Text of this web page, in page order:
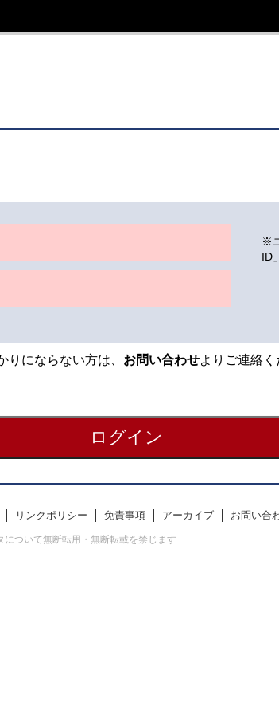
※
ID
にならない方は、 お問い合わせよりご連絡く
リンクポリシー 免責事項 アーカイブ お問い合
ついて無断転用・無断転載を禁じます